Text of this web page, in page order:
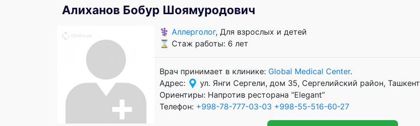
Алиханов Бобур Шоямуродович
⚕️ Аллерголог, Для взрослых и детей
⌛ Стаж работы: 6 лет
Врач принимает в клинике: Global Medical Center.
Адрес:
ул. Янги Сергели, дом 35, Сергелийский район, Ташкент
Ориентиры: Напротив ресторана “Elegant”
Телефон: +998-78-777-03-03 +998-55-516-60-27